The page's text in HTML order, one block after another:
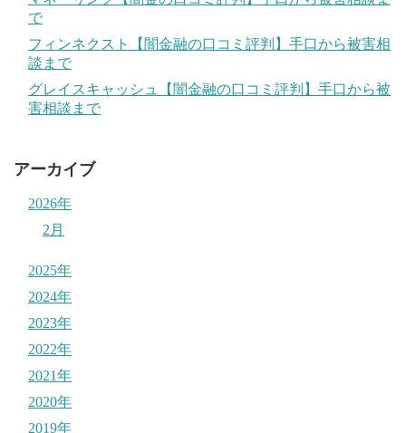
で
フィンネクスト【闇金融の口コミ評判】手口から被害相
談まで
グレイスキャッシュ【闇金融の口コミ評判】手口から被
害相談まで
アーカイブ
2026年
2月
2025年
2024年
2023年
2022年
2021年
2020年
2019年